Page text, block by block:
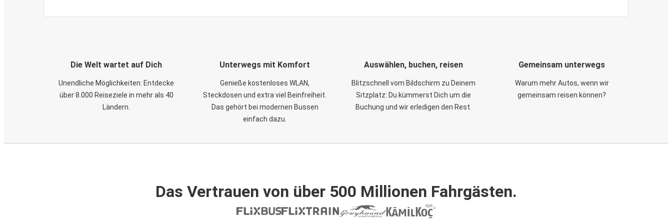
Die Welt wartet auf Dich
Unendliche Möglichkeiten: Entdecke
über 8.000 Reiseziele in mehr als 40
Ländern.
Unterwegs mit Komfort
Genieße kostenloses WLAN,
Steckdosen und extra viel Beinfreiheit.
Das gehört bei modernen Bussen
einfach dazu.
Auswählen, buchen, reisen
Blitzschnell vom Bildschirm zu Deinem
Sitzplatz: Du kümmerst Dich um die
Buchung und wir erledigen den Rest.
Gemeinsam unterwegs
Warum mehr Autos, wenn wir
gemeinsam reisen können?
Das Vertrauen von über 500 Millionen Fahrgästen.